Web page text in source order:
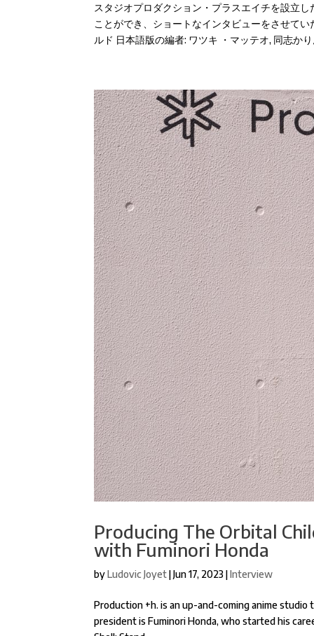
スタジオプロダクション・プラスエイチを設立
ことができ、ショートなインタビューをさせて
ルド 日本語版の編者: ワツキ ・マッテオ, 同志かり
Producing The Orbital
with Fuminori Honda
byLudovic Joyet|Jun 17, 2023 |Interview
Production +h. is an up-and-coming anime
president is Fuminori Honda, who started his